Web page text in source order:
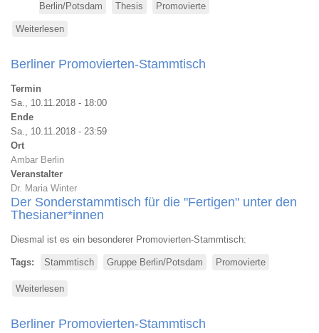
Berlin/Potsdam
Thesis Promovierte
Weiterlesen
THESIS-
Promoviertenstammtisch
Berliner Promovierten-Stammtisch
Termin
Sa., 10.11.2018 - 18:00
Ende
Sa., 10.11.2018 - 23:59
Ort
Ambar Berlin
Veranstalter
Dr. Maria Winter
Der Sonderstammtisch für die "Fertigen" unter den
Thesianer*innen
Diesmal ist es ein besonderer Promovierten-Stammtisch:
Tags Stammtisch Gruppe Berlin/Potsdam Promovierte
Weiterlesen
Promovierten-
Berliner Promovierten-Stammtisch